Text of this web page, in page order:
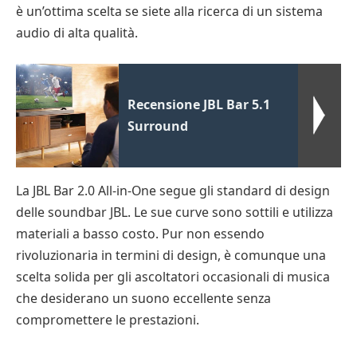
è un’ottima scelta se siete alla ricerca di un sistema
audio di alta qualità.
Recensione JBL Bar 5.1
Surround
La JBL Bar 2.0 All-in-One segue gli standard di design
delle soundbar JBL. Le sue curve sono sottili e utilizza
materiali a basso costo. Pur non essendo
rivoluzionaria in termini di design, è comunque una
scelta solida per gli ascoltatori occasionali di musica
che desiderano un suono eccellente senza
compromettere le prestazioni.